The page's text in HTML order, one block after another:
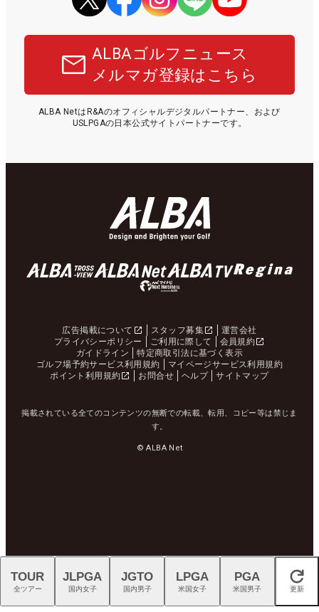
ALBAゴルフニュース
メルマガ登録はこちら
ALBA NetはR&Aのオフィシャルデジタルパートナー、および
USLPGAの日本公式サイトパートナーです。
広告掲載について スタッフ募集
運営会社
プライバシーポリシー
ご利用に際して
会員規約
ガイドライン
特定商取引法に基づく表示
ゴルフ場予約サービス利用規約
マイページサービス利用規約
ポイント利用規約
お問合せ ヘルプ サイトマップ
掲載されている全てのコンテンツの無断での転載、転用、コピー等は禁じま
す。
© ALBA Net
閉じる
TOUR
全ツアー
JLPGA
国内女子
JGTO
国内男子
LPGA
米国女子
PGA
米国男子 更新